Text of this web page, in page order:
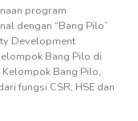
program
dengan “Bang Pilo”
Development
Bang Pilo di
Bang Pilo,
fungsi CSR, HSE dan